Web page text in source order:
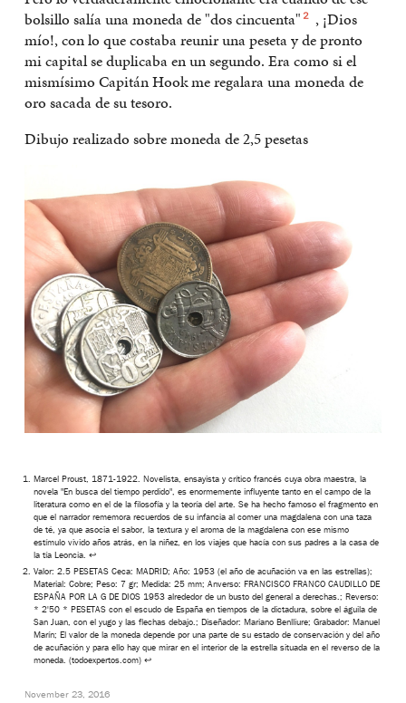
bolsillo salía una moneda de "dos cincuenta"2 , ¡Dios
mío!, con lo que costaba reunir una peseta y de pronto
mi capital se duplicaba en un segundo. Era como si el
mismísimo Capitán Hook me regalara una moneda de
oro sacada de su tesoro.
Dibujo realizado sobre moneda de 2,5 pesetas
Marcel Proust, 1871-1922. Novelista, ensayista y crítico francés cuya obra maestra, la
novela "En busca del tiempo perdido", es enormemente influyente tanto en el campo de la
literatura como en el de la filosofía y la teoría del arte. Se ha hecho famoso el fragmento en
que el narrador rememora recuerdos de su infancia al comer una magdalena con una taza
de té, ya que asocia el sabor, la textura y el aroma de la magdalena con ese mismo
estímulo vivido años atrás, en la niñez, en los viajes que hacía con sus padres a la casa de
la tía Leoncia. ↩
Valor: 2.5 PESETAS Ceca: MADRID; Año: 1953 (el año de acuñación va en las estrellas);
Material: Cobre; Peso: 7 gr; Medida: 25 mm; Anverso: FRANCISCO FRANCO CAUDILLO DE
ESPAÑA POR LA G DE DIOS 1953 alrededor de un busto del general a derechas.; Reverso:
* 2'50 * PESETAS con el escudo de España en tiempos de la dictadura, sobre el águila de
San Juan, con el yugo y las flechas debajo.; Diseñador: Mariano Benlliure; Grabador: Manuel
Marín; El valor de la moneda depende por una parte de su estado de conservación y del año
de acuñación y para ello hay que mirar en el interior de la estrella situada en el reverso de la
moneda. (todoexpertos.com) ↩
November 23, 2016